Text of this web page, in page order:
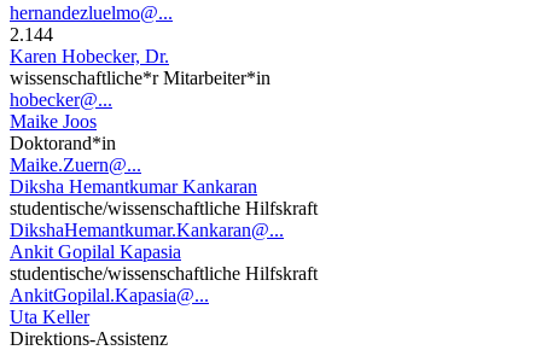
hernandezluelmo@...
2.144
Karen Hobecker, Dr.
wissenschaftliche*r Mitarbeiter*in
hobecker@...
Maike Joos
Doktorand*in
Maike.Zuern@...
Diksha Hemantkumar Kankaran
studentische/wissenschaftliche Hilfskraft
DikshaHemantkumar.Kankaran@...
Ankit Gopilal Kapasia
studentische/wissenschaftliche Hilfskraft
AnkitGopilal.Kapasia@...
Uta Keller
Direktions-Assistenz